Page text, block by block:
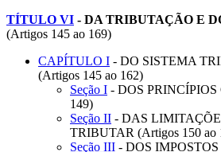
TÍTULO VI - DA TRIBUTAÇÃO E
(Artigos 145 ao 169)
CAPÍTULO I - DO SISTEMA
(Artigos 145 ao 162)
Seção I - DOS PRINCÍPIOS
149)
Seção II - DAS
TRIBUTAR (Artigos 150 ao
Seção III - DOS